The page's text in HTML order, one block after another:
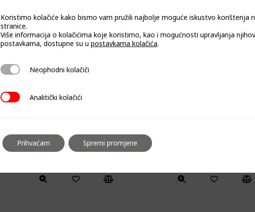
ugradbena/podgradna
Koristimo kolačiće kako bismo vam pružili najbolje moguće iskustvo korištenja
stranice.
Više informacija o kolačićima koje koristimo, kao i mogućnosti upravljanja
postavkama, dostupne su u postavkama kolačića.
Neophodni kolačiči
Neophodni kolačiči
Analitički kolačići
Analitički kolačići
Prihvaćam Spremi promjene